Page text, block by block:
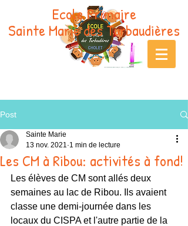
Ecole Primaire
Sainte Marie des Turbaudières
Post
Les CM à Ribou: activités à fond!
Sainte Marie
13 nov. 2021 1 min de lecture
Les élèves de CM sont allés deux
semaines au lac de Ribou. Ils avaient
classe une demi-journée dans les
locaux du CISPA et l'autre partie de la